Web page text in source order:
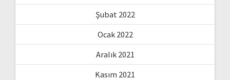
Şubat 2022
Ocak 2022
Aralık 2021
Kasım 2021